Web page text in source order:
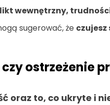
wewnętrzny,
sugerować, że
ostrzeżenie
oraz to, co ukryte i